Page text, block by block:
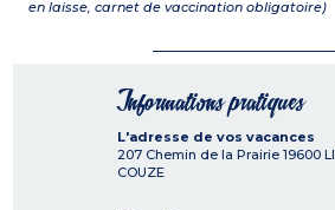
en laisse, carnet de vaccination obligatoire)
Informations pratiques
L'adresse de vos vacances
207 Chemin de la Prairie 19600
COUZE